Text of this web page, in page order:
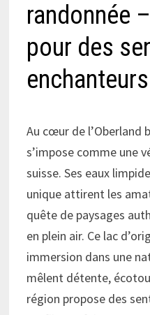
randonnée
pour des
enchanteurs
Au cœur de l’Oberland
s’impose comme une
suisse. Ses eaux
unique attirent les
quête de paysages
en plein air. Ce lac
immersion dans une
mêlent détente,
région propose des